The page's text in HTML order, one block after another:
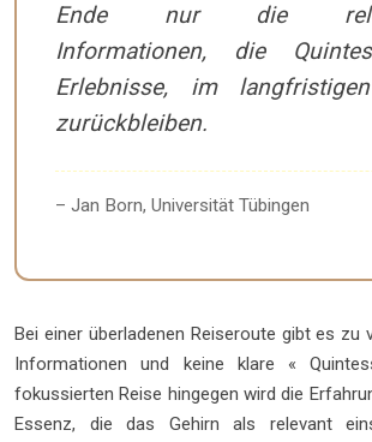
Ende nur die
Informationen, die
Erlebnisse, im
zurückbleiben.
– Jan Born, Universität Tübingen
Bei einer überladenen Reiseroute gibt es zu
Informationen und keine klare «
fokussierten Reise hingegen wird die
Essenz, die das Gehirn als relevant